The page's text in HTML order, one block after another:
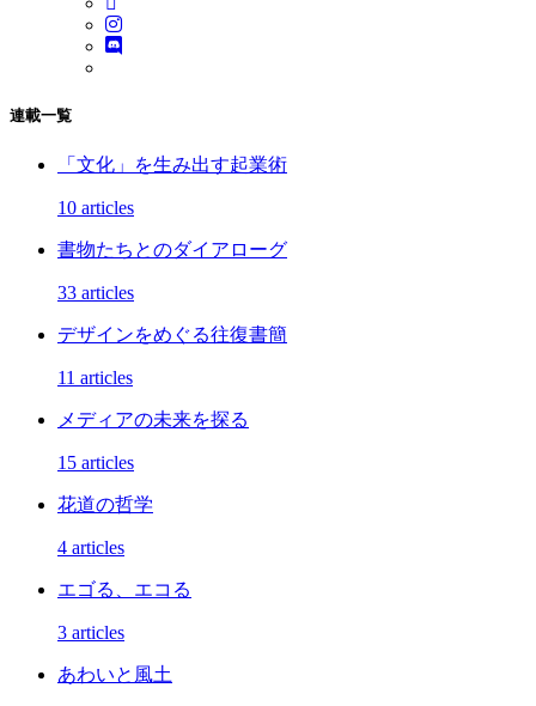
連載一覧
「文化」を生み出す起業術
10 articles
書物たちとのダイアローグ
33 articles
デザインをめぐる往復書簡
11 articles
メディアの未来を探る
15 articles
花道の哲学
4 articles
エゴる、エコる
3 articles
あわいと風土